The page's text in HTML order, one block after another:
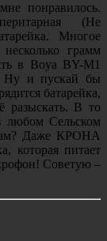
понравилось.
(Не
Многое
грамм
в Boya BY-M1
и пускай бы
батарейка,
разыскать. В то
Сельском
Даже КРОНА
которая питает
Советую –